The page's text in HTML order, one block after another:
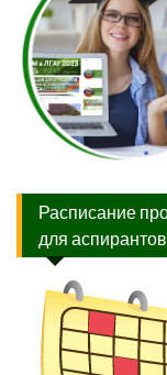
Расписание
для аспирантов